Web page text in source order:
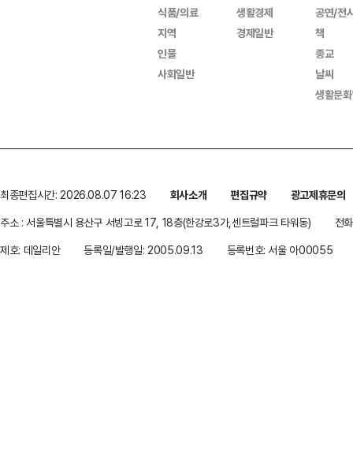
식품/의료
지역
인물
사회일반
생활경제
경제일반
공연/전
책
종교
날씨
생활문
최종편집시간: 2026.08.07 16:23 회사소개 편집규약
광고제휴문의
주소 : 서울특별시 용산구 서빙고로 17, 18층(한강로3가,센트럴파크 타워동)
전
제호: 데일리안
등록일/발행일: 2005.09.13 등록번호: 서울 아00055